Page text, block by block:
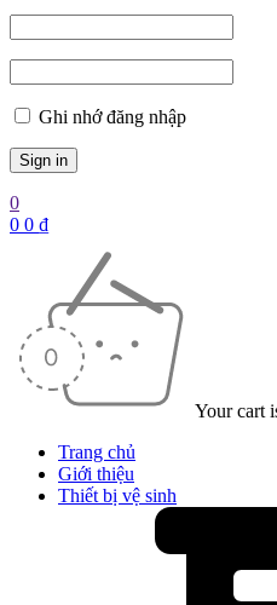
Ghi nhớ đăng nhập
0
0 0 ₫
Your cart
Trang chủ
Giới thiệu
Thiết bị vệ sinh